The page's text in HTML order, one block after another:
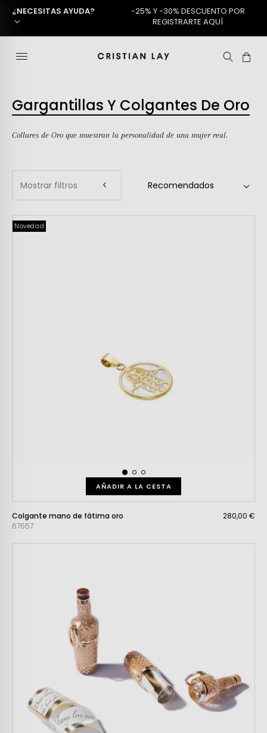
¿NECESITAS AYUDA?
-25% Y -30% DESCUENTO POR
REGISTRARTE AQUÍ
Gargantillas Y Colgantes De Oro
Collares de Oro que muestran la personalidad de una mujer real.
Mostrar filtros
Novedad
AÑADIR A LA CESTA
Colgante mano de fátima oro
67657
280,00 €